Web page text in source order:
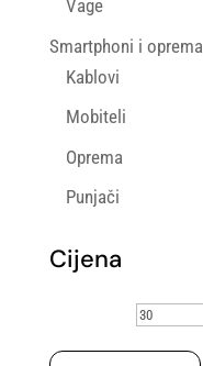
Vage
Smartphoni i oprema
Kablovi
Mobiteli
Oprema
Punjači
Cijena
Min
cijena